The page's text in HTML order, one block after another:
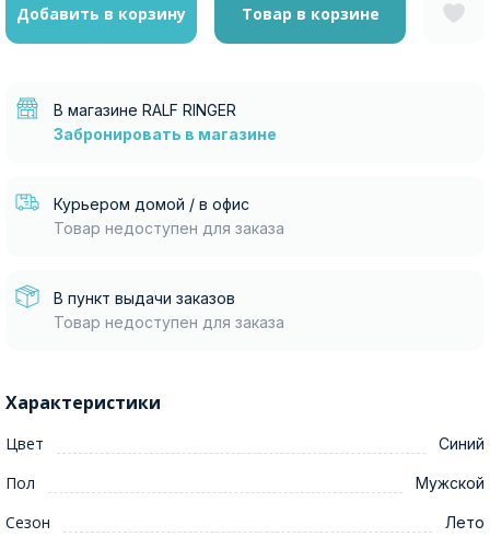
Добавить в корзину Товар в корзине
В магазине RALF RINGER
Забронировать в магазине
Курьером домой / в офис
Товар недоступен для заказа
В пункт выдачи заказов
Товар недоступен для заказа
Характеристики
Цвет Синий
Пол Мужской
Сезон Лето